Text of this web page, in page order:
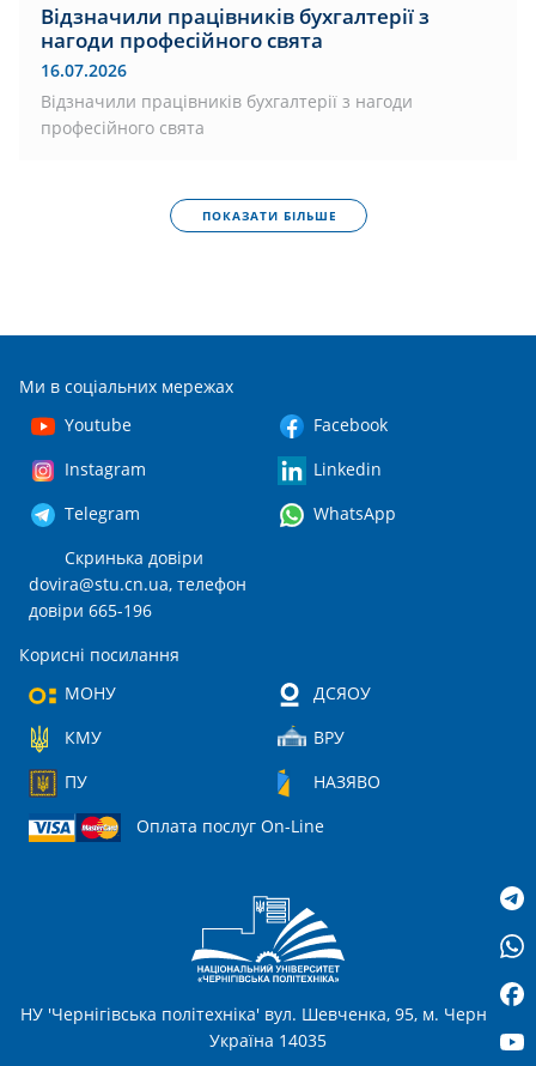
Відзначили працівників бухгалтерії з
нагоди професійного свята
16.07.2026
Відзначили працівників бухгалтерії з нагоди
професійного свята
ПОКАЗАТИ БІЛЬШЕ
Ми в соціальних мережах
Youtube
Facebook
Instagram
Linkedin
Telegram
WhatsApp
Скринька довіри
dovira@stu.cn.ua, телефон
довіри 665-196
Корисні посилання
МОНУ
ДСЯОУ
КМУ
ВРУ
ПУ
НАЗЯВО
Оплата послуг On-Line
НУ 'Чернігівська політехніка' вул. Шевченка, 95, м. Чернігів,
Україна 14035